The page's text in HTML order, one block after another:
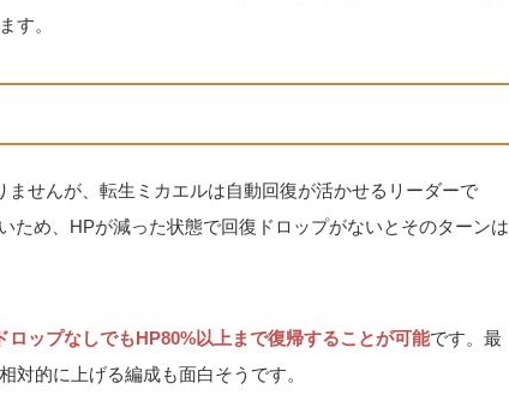
す。
ませんが、転生ミカエルは自動回復が活かせるリーダーで
ため、HPが減った状態で回復ドロップがないとそのターンは
ロップなしでもHP80%以上まで復帰することが可能です。最
対的に上げる編成も面白そうです。